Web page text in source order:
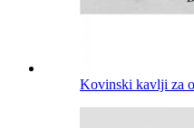
Kovinski kavlji za